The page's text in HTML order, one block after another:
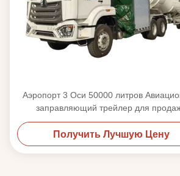
Аэропорт 3 Оси 50000 литров
заправляющий трейлер для
Получить Лучшую Цену